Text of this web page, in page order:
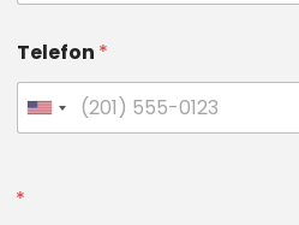
Telefon *
*